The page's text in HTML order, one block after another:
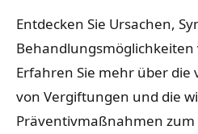
Entdecken Sie Ursachen,
Erfahren Sie mehr über die
von Vergiftungen und die
Präventivmaßnahmen